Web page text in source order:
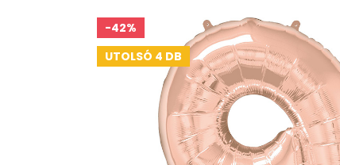
-42%
UTOLSÓ 4 DB